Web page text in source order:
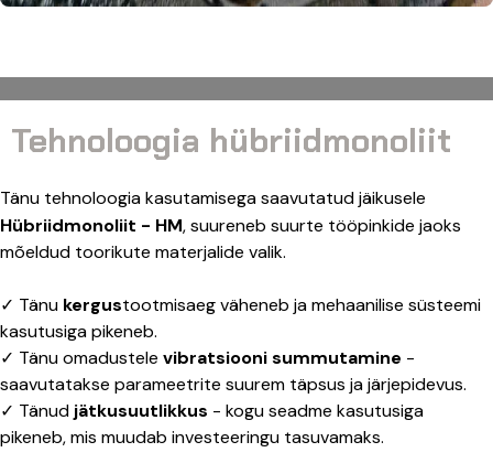
Tehnoloogia hübriidmonoliit
Tänu tehnoloogia kasutamisega saavutatud jäikusele
Hübriidmonoliit - HM, suureneb suurte tööpinkide jaoks
mõeldud toorikute materjalide valik.
✓ Tänu kergustootmisaeg väheneb ja mehaanilise süsteemi
kasutusiga pikeneb.
✓ Tänu omadustele vibratsiooni summutamine -
saavutatakse parameetrite suurem täpsus ja järjepidevus.
✓ Tänud jätkusuutlikkus - kogu seadme kasutusiga
pikeneb, mis muudab investeeringu tasuvamaks.